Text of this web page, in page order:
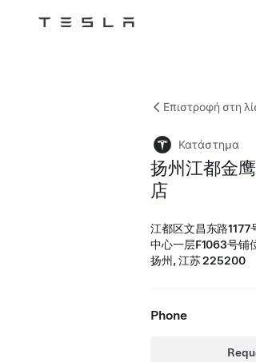
Tesla
Επιστροφή στη
Κατάστημα
扬州江都金
店
江都区文昌东路1177
中心一层F1063号铺
扬州, 江苏 225200
Phone